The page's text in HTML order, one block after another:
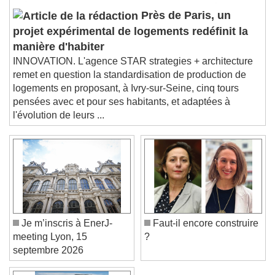
Audio Track
Picture-in-Picture
This is a modal window.
Beginning of dialog window. Escape will cancel
and close the window.
Text
Text Background
Color Opacity
Caption Area Background
Color
Font Size
Près de Paris, un
projet expérimental de logements redéfinit la
manière d'habiter
INNOVATION. L'agence STAR strategies + architecture
remet en question la standardisation de production de
logements en proposant, à Ivry-sur-Seine, cinq tours
pensées avec et pour ses habitants, et adaptées à
l'évolution de leurs ...
Je m’inscris à EnerJ-
meeting Lyon, 15
septembre 2026